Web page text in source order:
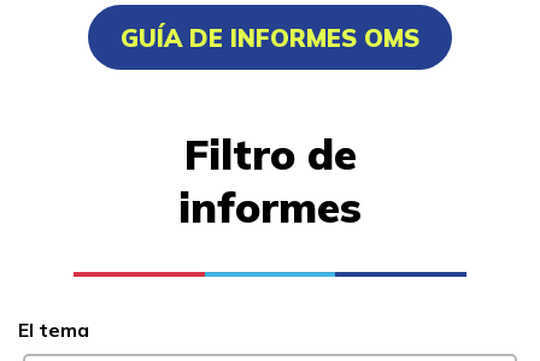
Artes culinarias
Asistente médico clínico
Profesional culinario
Soldadura
GUÍA DE INFORMES OMS
Filtro de
informes
El tema